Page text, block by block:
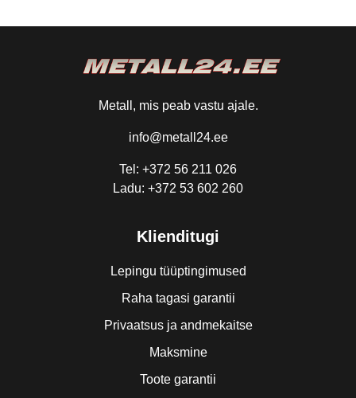
Metall, mis peab vastu ajale.
info@metall24.ee
Tel: +372 56 211 026
Ladu: +372 53 602 260
Klienditugi
Lepingu tüüptingimused
Raha tagasi garantii
Privaatsus ja andmekaitse
Maksmine
Toote garantii